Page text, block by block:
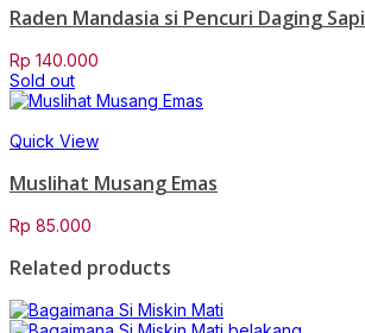
Raden Mandasia si Pencuri Daging Sapi
Rp 140.000
Sold out
Quick View
Muslihat Musang Emas
Rp 85.000
Related products